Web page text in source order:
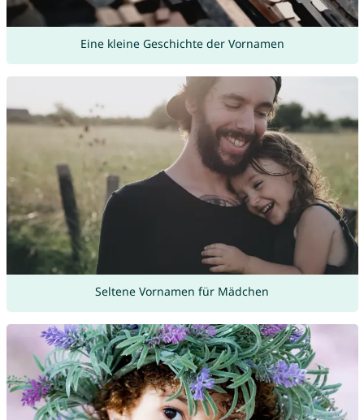
Eine kleine Geschichte der Vornamen
Seltene Vornamen für Mädchen